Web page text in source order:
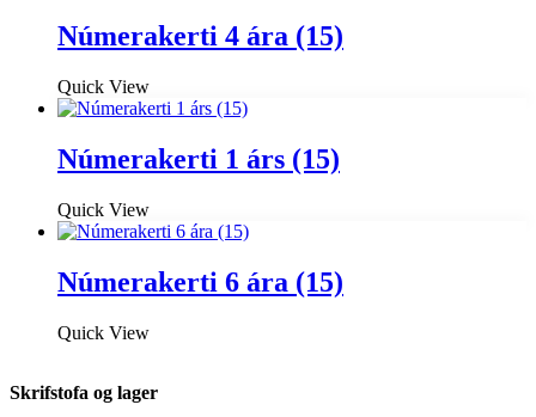
Númerakerti 4 ára (15)
Quick View
Númerakerti 1 árs (15)
Quick View
Númerakerti 6 ára (15)
Quick View
Skrifstofa og lager